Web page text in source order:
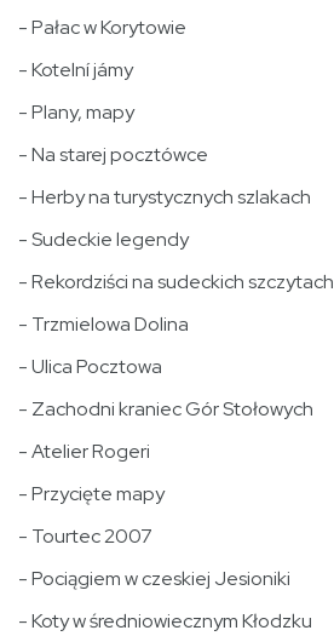
- Pałac w Korytowie
- Kotelní jámy
- Plany, mapy
- Na starej pocztówce
- Herby na turystycznych szlakach
- Sudeckie legendy
- Rekordziści na sudeckich szczytach
- Trzmielowa Dolina
- Ulica Pocztowa
- Zachodni kraniec Gór Stołowych
- Atelier Rogeri
- Przycięte mapy
- Tourtec 2007
- Pociągiem w czeskiej Jesioniki
- Koty w średniowiecznym Kłodzku